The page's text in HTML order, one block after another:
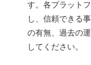
す。各プラット
し、信頼できる
の有無、過去の
してください。